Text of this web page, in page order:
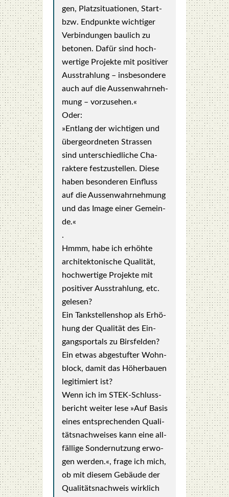
gen, Platz­si­tua­tio­nen, Start-
bzw. End­punk­te wich­ti­ger
Ver­bin­dun­gen bau­lich zu
beto­nen. Dafür sind hoch­
wer­ti­ge Pro­jek­te mit posi­ti­ver
Aus­strah­lung – ins­be­son­de­re
auch auf die Aus­sen­wahr­neh­
mung – vor­zu­se­hen.«
Oder:
»Ent­lang der wich­ti­gen und
übergeordneten Stras­sen
sind unter­schied­li­che Cha­
rak­te­re fest­zu­stel­len. Die­se
haben beson­de­ren Ein­fluss
auf die Aus­sen­wahr­neh­mung
und das Image einer Gemein­
de.«
.
Hmmm, habe ich erhöh­te
archi­tek­to­ni­sche Qua­li­tät,
hoch­wer­ti­ge Pro­jek­te mit
posi­ti­ver Aus­strah­lung, etc.
gele­sen?
Ein Tank­stel­len­shop als Erhö­
hung der Qua­li­tät des Ein­
gangs­por­tals zu Birs­fel­den?
Ein etwas abge­stuf­ter Wohn­
block, damit das Höher­bau­en
legi­ti­miert ist?
Wenn ich im STEK-Schluss­
be­richt wei­ter lese »Auf Basis
eines ent­spre­chen­den Qua­li­
täts­nach­wei­ses kann eine all­
fäl­li­ge Son­der­nut­zung erwo­
gen wer­den.«, fra­ge ich mich,
ob mit die­sem Gebäu­de der
Qua­li­täts­nach­weis wirk­lich